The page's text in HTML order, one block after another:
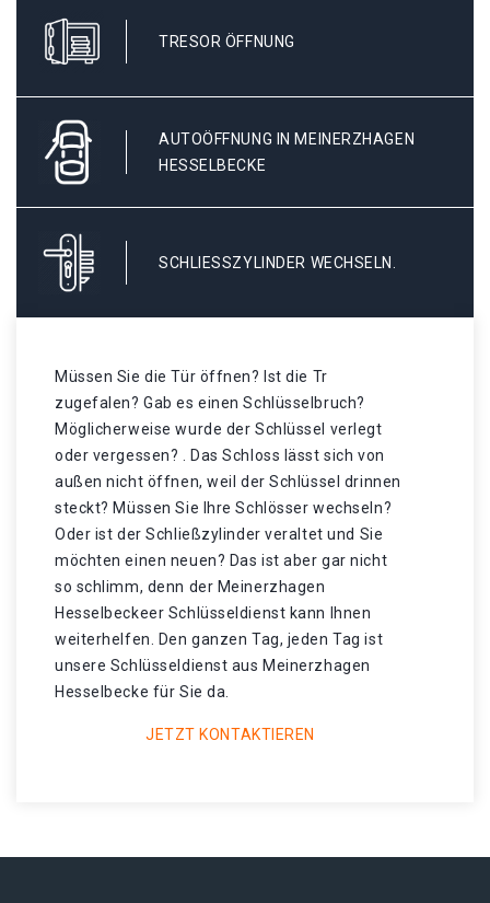
TRESOR ÖFFNUNG
AUTOÖFFNUNG IN MEINERZHAGEN
HESSELBECKE
SCHLIESSZYLINDER WECHSELN.
Müssen Sie die Tür öffnen? Ist die Tr
zugefalen? Gab es einen Schlüsselbruch?
Möglicherweise wurde der Schlüssel verlegt
oder vergessen? . Das Schloss lässt sich von
außen nicht öffnen, weil der Schlüssel drinnen
steckt? Müssen Sie Ihre Schlösser wechseln?
Oder ist der Schließzylinder veraltet und Sie
möchten einen neuen? Das ist aber gar nicht
so schlimm, denn der Meinerzhagen
Hesselbeckeer Schlüsseldienst kann Ihnen
weiterhelfen. Den ganzen Tag, jeden Tag ist
unsere Schlüsseldienst aus Meinerzhagen
Hesselbecke für Sie da.
JETZT KONTAKTIEREN